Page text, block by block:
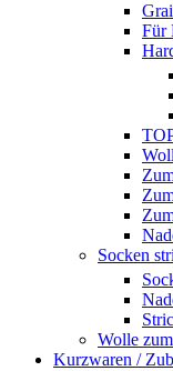
Für
Socken
Wolle
Kurzwaren /